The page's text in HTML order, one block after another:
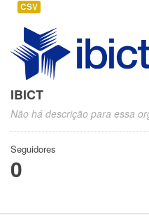
CSV
IBICT
Não há descrição para essa
Seguidores
0